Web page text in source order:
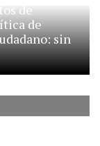
de
de
sin